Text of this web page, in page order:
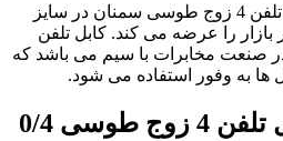
مرکز فروش آراد کابل، کابل تلفن 4 زوج طوسی سمنان در سایز
بازار را عرضه می کند. کابل تلفن
صنعت مخابرات با سیم می باشد که
ها به وفور استفاده می شود.
مشخصات فنی کابل تلفن 4 زوج طوسی 0/4